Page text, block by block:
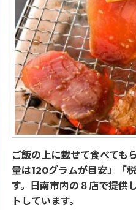
ご飯の上に載せて食べても
量は120グラムが目安」「
す。日南市内の８店で提供
トしています。